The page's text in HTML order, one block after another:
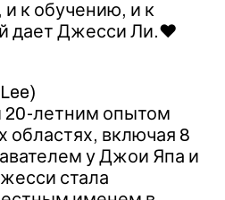
и к обучению, и к
дает Джесси Ли.♥
20-летним опытом
областях, включая 8
у Джои Япа и
стала